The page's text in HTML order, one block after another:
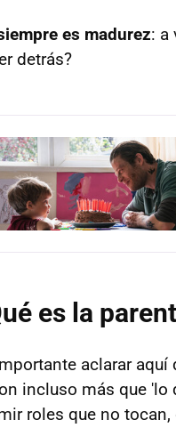
es madurez: a
detrás?
es la
aclarar
incluso más que 'lo
roles que no